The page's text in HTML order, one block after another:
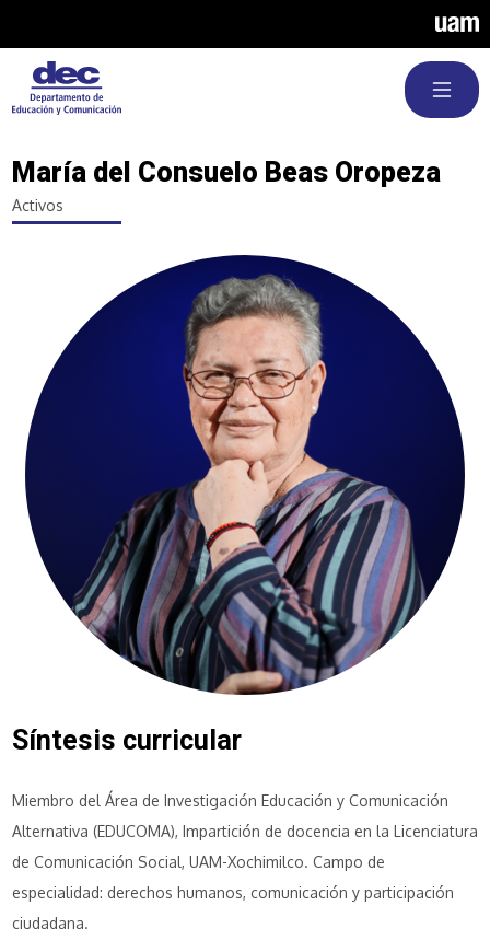
María del Consuelo Beas Oropeza
Activos
Síntesis curricular
Miembro del Área de Investigación Educación y Comunicación
Alternativa (EDUCOMA), Impartición de docencia en la Licenciatura
de Comunicación Social, UAM-Xochimilco. Campo de
especialidad: derechos humanos, comunicación y participación
ciudadana.